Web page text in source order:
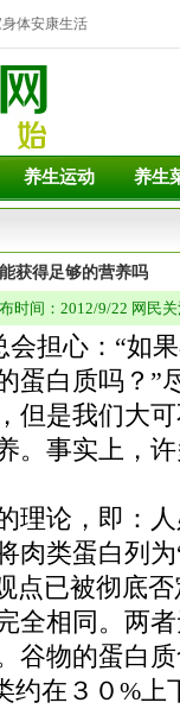
体安康生活
养生运动 养生
获得足够的营养吗
时间：2012/9/22 网民
担心：“如
蛋白质吗？”
但是我们大
。事实上，
论，即：人
肉类蛋白列
点已被彻底
全相同。两
物的蛋白质
约在３０%